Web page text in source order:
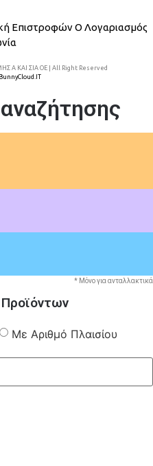
ΕπιστροφώνΟ Λογαριασμός
Α ΚΑΙ ΣΙΑ ΟΕ | All Right Reserved
BunnyCloud.IT
* Μόνο για ανταλλακτικά
Με Αριθμό Πλαισίου